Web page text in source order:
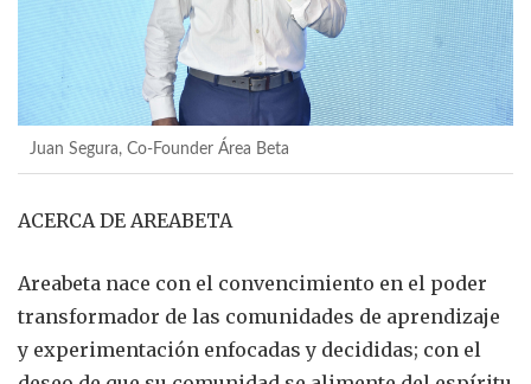
Juan Segura, Co-Founder Área Beta
ACERCA DE AREABETA
Areabeta nace con el convencimiento en el poder
transformador de las comunidades de aprendizaje
y experimentación enfocadas y decididas; con el